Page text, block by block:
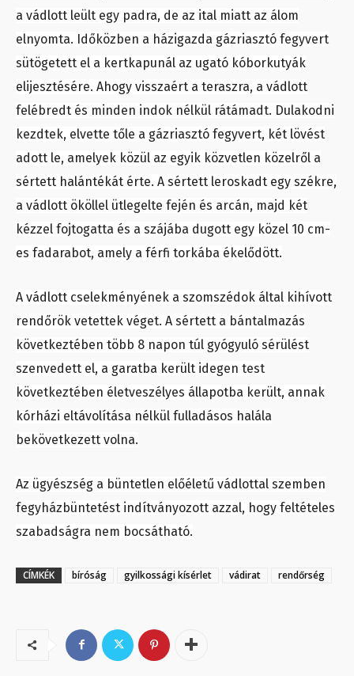
a vádlott leült egy padra, de az ital miatt az álom
elnyomta. Időközben a házigazda gázriasztó fegyvert
sütögetett el a kertkapunál az ugató kóborkutyák
elijesztésére. Ahogy visszaért a teraszra, a vádlott
felébredt és minden indok nélkül rátámadt. Dulakodni
kezdtek, elvette tőle a gázriasztó fegyvert, két lövést
adott le, amelyek közül az egyik közvetlen közelről a
sértett halántékát érte. A sértett leroskadt egy székre,
a vádlott ököllel ütlegelte fején és arcán, majd két
kézzel fojtogatta és a szájába dugott egy közel 10 cm-
es fadarabot, amely a férfi torkába ékelődött.
A vádlott cselekményének a szomszédok által kihívott
rendőrök vetettek véget. A sértett a bántalmazás
következtében több 8 napon túl gyógyuló sérülést
szenvedett el, a garatba került idegen test
következtében életveszélyes állapotba került, annak
kórházi eltávolítása nélkül fulladásos halála
bekövetkezett volna.
Az ügyészség a büntetlen előéletű vádlottal szemben
fegyházbüntetést indítványozott azzal, hogy feltételes
szabadságra nem bocsátható.
CÍMKÉK bíróság gyilkossági kísérlet vádirat rendőrség